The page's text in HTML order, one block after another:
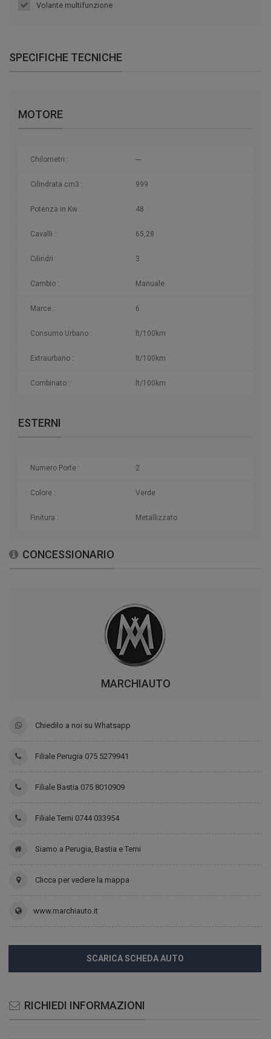
Volante multifunzione
SPECIFICHE TECNICHE
MOTORE
Chilometri : ---
Cilindrata cm3 : 999
Potenza in Kw : 48
Cavalli : 65,28
Cilindri : 3
Cambio : Manuale
Marce : 6
Consumo Urbano : lt/100km
Extraurbano : lt/100km
Combinato : lt/100km
ESTERNI
Numero Porte : 2
Colore : Verde
Finitura : Metallizzato
CONCESSIONARIO
MARCHIAUTO
Chiedilo a noi su Whatsapp
Filiale Perugia 075 5279941
Filiale Bastia 075 8010909
Filiale Terni 0744 033954
Siamo a Perugia, Bastia e Terni
Clicca per vedere la mappa
www.marchiauto.it
SCARICA SCHEDA AUTO
RICHIEDI INFORMAZIONI